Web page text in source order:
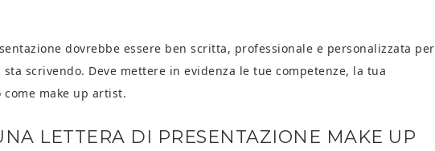
dovrebbe essere ben scritta, professionale e personalizzata per
sta scrivendo. Deve mettere in evidenza le tue competenze, la tua
make up artist.
LETTERA DI PRESENTAZIONE MAKE UP